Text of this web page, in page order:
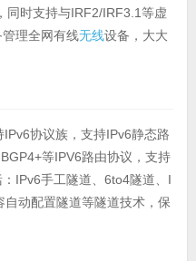
同时支持与IRF2/IRF3.1等虚
理全网有线无线设备，大大
IPv6协议族，支持IPv6静态路
等IPV6路由协议，支持
IPv6手工隧道、6to4隧道、I
自动配置隧道等隧道技术，保